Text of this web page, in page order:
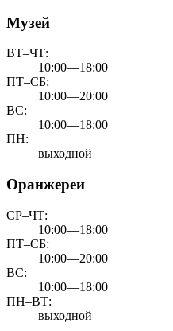
Музей
ВТ–ЧТ:
10:00—18:00
ПТ–СБ:
10:00—20:00
ВС:
10:00—18:00
ПН:
выходной
Оранжереи
СР–ЧТ:
10:00—18:00
ПТ–СБ:
10:00—20:00
ВС:
10:00—18:00
ПН–ВТ:
выходной